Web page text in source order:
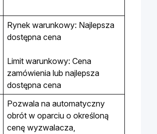
Rynek warunkowy: Najlepsza
dostępna cena
Limit warunkowy: Cena
zamówienia lub najlepsza
dostępna cena
Pozwala na automatyczny
obrót w oparciu o określoną
cenę wyzwalacza,